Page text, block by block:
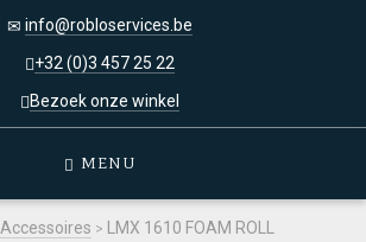
info@robloservices.be
+32 (0)3 457 25 22
Bezoek onze winkel
MENU
Accessoires > LMX 1610 FOAM ROLL